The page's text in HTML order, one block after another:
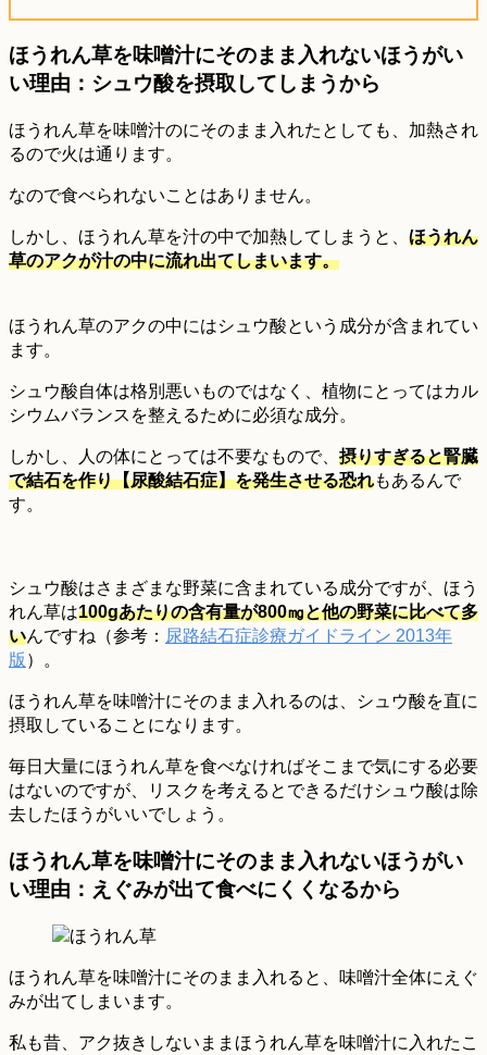
ほうれん草を味噌汁にそのまま入れないほうがい
い理由：シュウ酸を摂取してしまうから
ほうれん草を味噌汁のにそのまま入れたとしても、加熱され
るので火は通ります。
なので食べられないことはありません。
しかし、ほうれん草を汁の中で加熱してしまうと、 ほうれん
草のアクが汁の中に流れ出てしまいます。
ほうれん草のアクの中にはシュウ酸という成分が含まれてい
ます。
シュウ酸自体は格別悪いものではなく、植物にとってはカル
シウムバランスを整えるために必須な成分。
しかし、人の体にとっては不要なもので、 摂りすぎると腎臓
で結石を作り【尿酸結石症】を発生させる恐れもあるんで
す。
シュウ酸はさまざまな野菜に含まれている成分ですが、ほう
れん草は100gあたりの含有量が800㎎と他の野菜に比べて多
いんですね（参考： 尿路結石症診療ガイドライン 2013年
版 ）。
ほうれん草を味噌汁にそのまま入れるのは、シュウ酸を直に
摂取していることになります。
毎日大量にほうれん草を食べなければそこまで気にする必要
はないのですが、リスクを考えるとできるだけシュウ酸は除
去したほうがいいでしょう。
ほうれん草を味噌汁にそのまま入れないほうがい
い理由：えぐみが出て食べにくくなるから
ほうれん草を味噌汁にそのまま入れると、味噌汁全体にえぐ
みが出てしまいます。
私も昔、アク抜きしないままほうれん草を味噌汁に入れたこ